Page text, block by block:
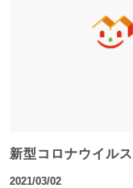
新型コロナウイル
2021/03/02